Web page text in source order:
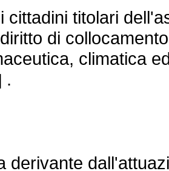
titolari
di
climatica
.